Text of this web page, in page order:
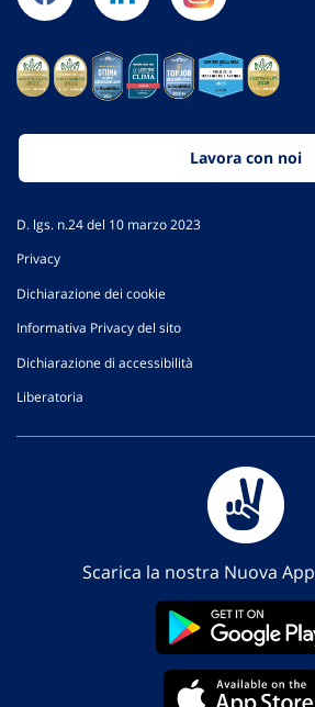
Lavora con noi
D. lgs. n.24 del 10 marzo 2023
Privacy
Dichiarazione dei cookie
Informativa Privacy del sito
Dichiarazione di accessibilità
Liberatoria
Scarica la nostra Nuova